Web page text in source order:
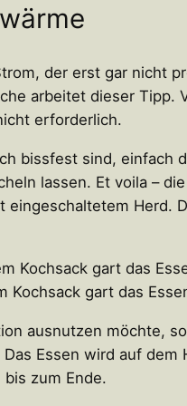
der erst gar nicht
arbeitet dieser Tipp.
erforderlich.
bissfest sind, einfach
lassen. Et voila –
Herd.
Kochsack gart das
ausnutzen möchte,
Essen wird auf
zum Ende.